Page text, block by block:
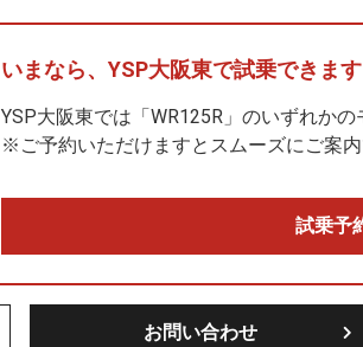
いまなら、 YSP大阪東で試乗できます
YSP大阪東では「WR125R」のいずれかの
※ご予約いただけますとスムーズにご案内
試乗予
お問い合わせ